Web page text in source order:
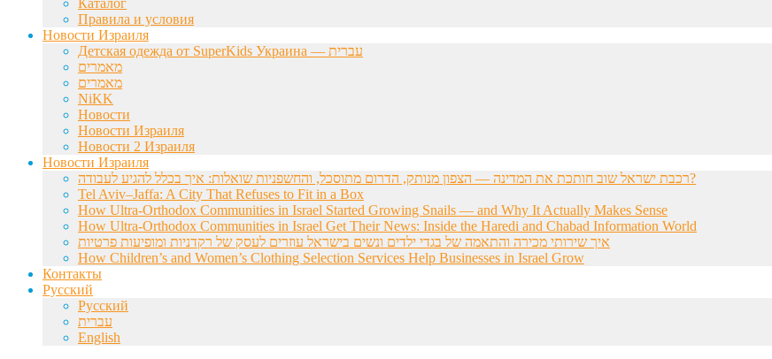
Каталог
Правила и условия
Новости Израиля
Детская одежда от SuperKids Украина — עברית
מאמרים
מאמרים
NiKK
Новости
Новости Израиля
Новости 2 Израиля
Новости Израиля
רכבת ישראל שוב חותכת את המדינה — הצפון מנותק, הדרום מתוסכל, והחשפניות שואלות: איך בכלל להגיע לעבודה?
Tel Aviv–Jaffa: A City That Refuses to Fit in a Box
How Ultra-Orthodox Communities in Israel Started Growing Snails — and Why It Actually Makes Sense
How Ultra-Orthodox Communities in Israel Get Their News: Inside the Haredi and Chabad Information World
איך שירותי מכירה והתאמה של בגדי ילדים ונשים בישראל עוזרים לעסק של רקדניות ומופיעות פרטיות
How Children’s and Women’s Clothing Selection Services Help Businesses in Israel Grow
Контакты
Русский
Русский
עברית
English